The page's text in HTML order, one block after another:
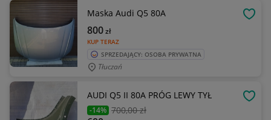
Maska Audi Q5 80A
KUP TERAZ
800zł
SPRZEDAJĄCY: OSOBA PRYWATNA
Tłuczań
AUDI Q5 II 80A PRÓG LEWY TYŁ
-14% 700,00 zł